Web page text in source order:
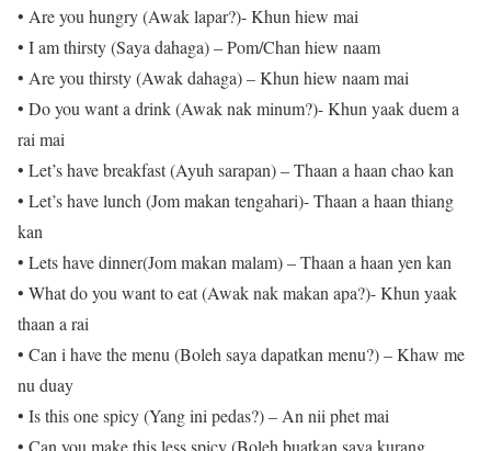
• Are you hungry (Awak lapar?)- Khun hiew mai
• I am thirsty (Saya dahaga) – Pom/Chan hiew naam
• Are you thirsty (Awak dahaga) – Khun hiew naam mai
• Do you want a drink (Awak nak minum?)- Khun yaak duem a
rai mai
• Let’s have breakfast (Ayuh sarapan) – Thaan a haan chao kan
• Let’s have lunch (Jom makan tengahari)- Thaan a haan thiang
kan
• Lets have dinner(Jom makan malam) – Thaan a haan yen kan
• What do you want to eat (Awak nak makan apa?)- Khun yaak
thaan a rai
• Can i have the menu (Boleh saya dapatkan menu?) – Khaw me
nu duay
• Is this one spicy (Yang ini pedas?) – An nii phet mai